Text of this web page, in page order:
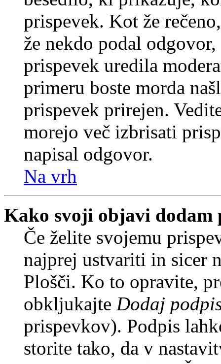
prispevek. Kot že
že nekdo podal
prispevek uredila
primeru boste morda
prispevek prirejen.
morejo več izbrisati
napisal odgovor.
Na vrh
Kako svoji objavi dodam
Če želite svojemu
najprej ustvariti in sicer
Plošči. Ko to opravite,
obkljukajte Dodaj
prispevkov). Podpis
storite tako, da v